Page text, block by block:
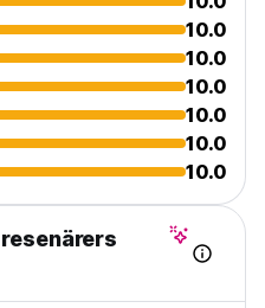
10.0
10.0
10.0
10.0
10.0
10.0